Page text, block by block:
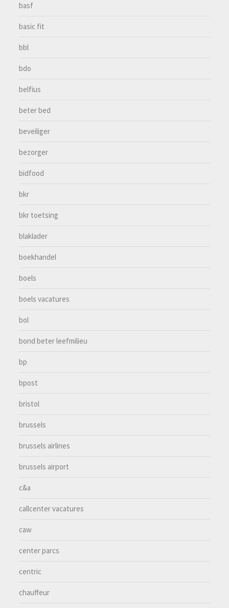
basf
basic fit
bbl
bdo
belfius
beter bed
beveiliger
bezorger
bidfood
bkr
bkr toetsing
blaklader
boekhandel
boels
boels vacatures
bol
bond beter leefmilieu
bp
bpost
bristol
brussels
brussels airlines
brussels airport
c&a
callcenter vacatures
caw
center parcs
centric
chauffeur